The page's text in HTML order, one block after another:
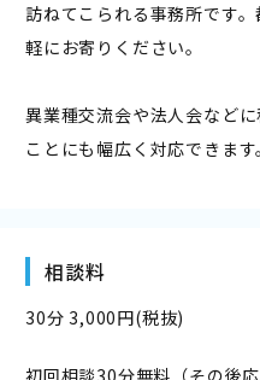
訪ねてこられる事務所です
軽にお寄りください。
異業種交流会や法人会など
ことにも幅広く対応できま
相談料
30分 3,000円(税抜)